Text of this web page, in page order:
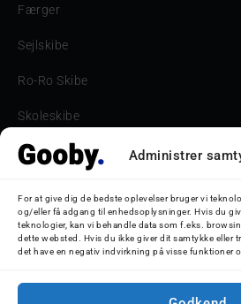
Administrer
For at give dig de bedste oplevelser bruger vi
og/eller få adgang til enhedsoplysninger. Hvis du
teknologier, kan vi behandle data som f.eks.
dette websted. Hvis du ikke giver dit samtykke eller
det have en negativ indvirkning på visse funktioner
Færger
Sejlskibe
Ro-Ro Skibe
Skoleskibe
Havne & Turbåde samt
Bilskib
Storebæltsbroen